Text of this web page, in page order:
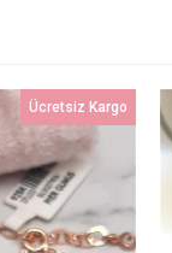
Ücretsiz Kargo